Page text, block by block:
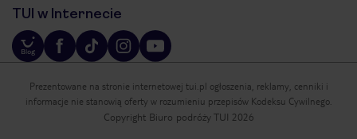
TUI w Internecie
Prezentowane na stronie internetowej tui.pl ogłoszenia, reklamy, cenniki i
informacje nie stanowią oferty w rozumieniu przepisów Kodeksu Cywilnego.
Copyright Biuro podróży TUI 2026